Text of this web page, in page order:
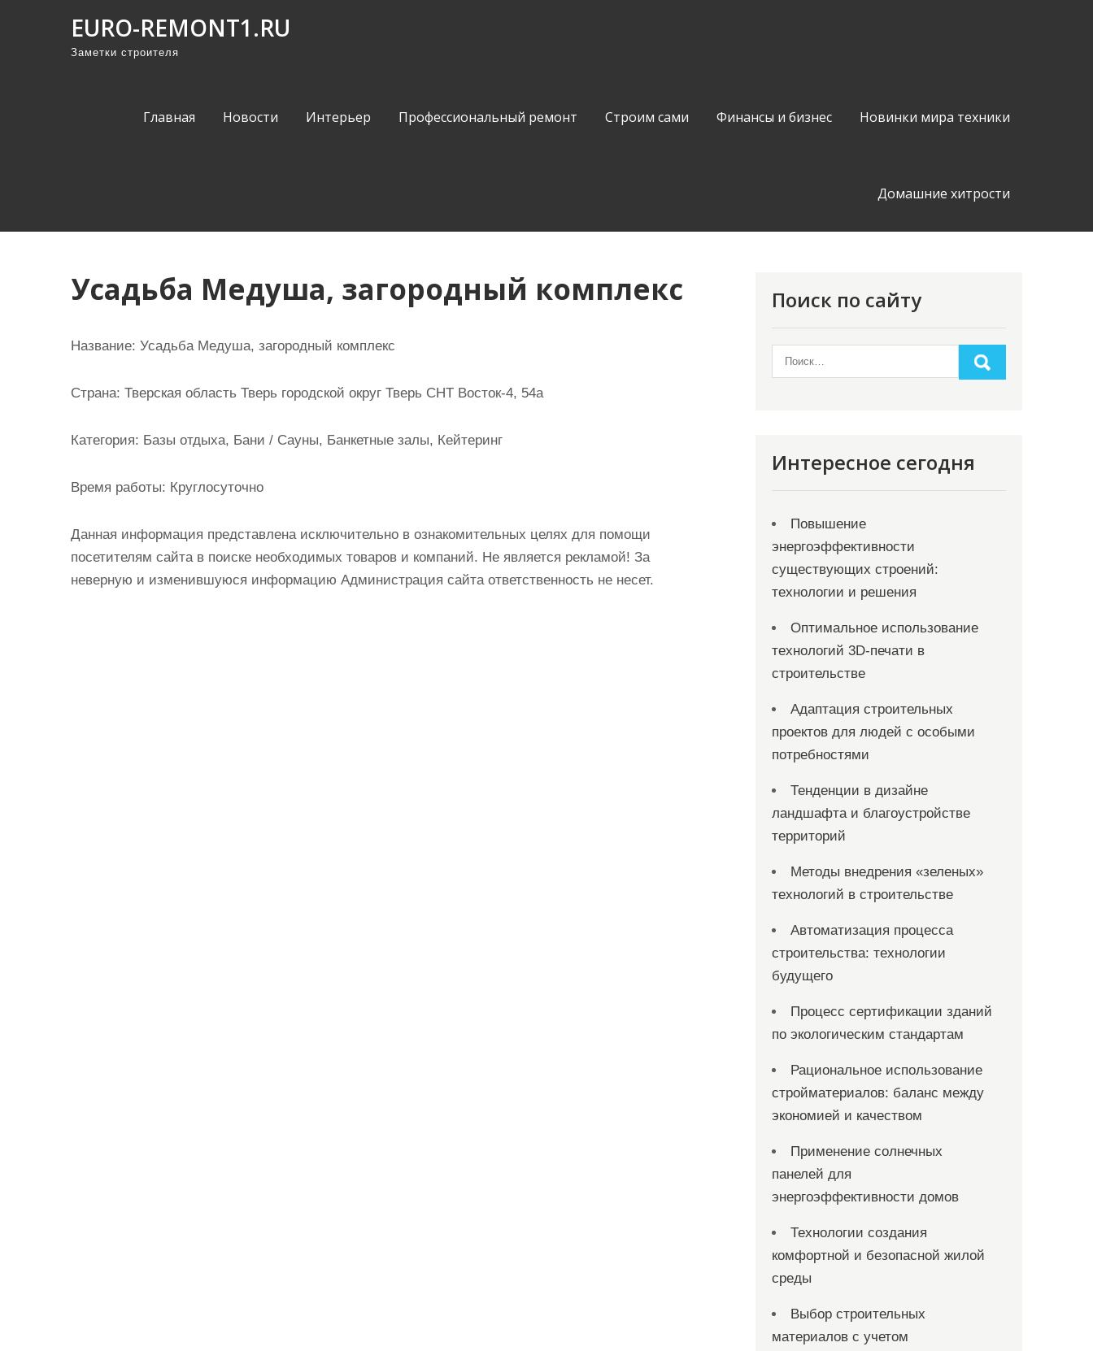
EURO-REMONT1.RU
Заметки строителя
Главная Новости Интерьер Профессиональный ремонт Строим сами Финансы и бизнес Новинки мира техники
Домашние хитрости
Усадьба Медуша, загородный комплекс
Название: Усадьба Медуша, загородный комплекс
Страна: Тверская область Тверь городской округ Тверь СНТ Восток-4, 54а
Категория: Базы отдыха, Бани / Сауны, Банкетные залы, Кейтеринг
Время работы: Круглосуточно
Данная информация представлена исключительно в ознакомительных целях для помощи
посетителям сайта в поиске необходимых товаров и компаний. Не является рекламой! За
неверную и изменившуюся информацию Администрация сайта ответственность не несет.
Поиск по сайту
Интересное сегодня
Повышение
энергоэффективности
существующих строений:
технологии и решения
Оптимальное использование
технологий 3D-печати в
строительстве
Адаптация строительных
проектов для людей с особыми
потребностями
Тенденции в дизайне
ландшафта и благоустройстве
территорий
Методы внедрения «зеленых»
технологий в строительстве
Автоматизация процесса
строительства: технологии
будущего
Процесс сертификации зданий
по экологическим стандартам
Рациональное использование
стройматериалов: баланс между
экономией и качеством
Применение солнечных
панелей для
энергоэффективности домов
Технологии создания
комфортной и безопасной жилой
среды
Выбор строительных
материалов с учетом